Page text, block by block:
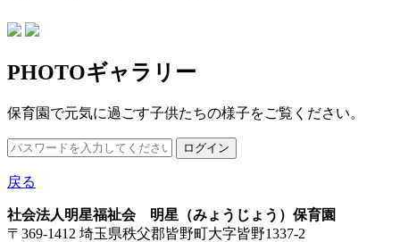
PHOTOギャラリー
保育園で元気に過ごす子供たちの様子をご覧ください。
戻る
社会法人明星福祉会 明星（みょうじょう）保育園
〒369-1412 埼玉県秩父郡皆野町大字皆野1337-2